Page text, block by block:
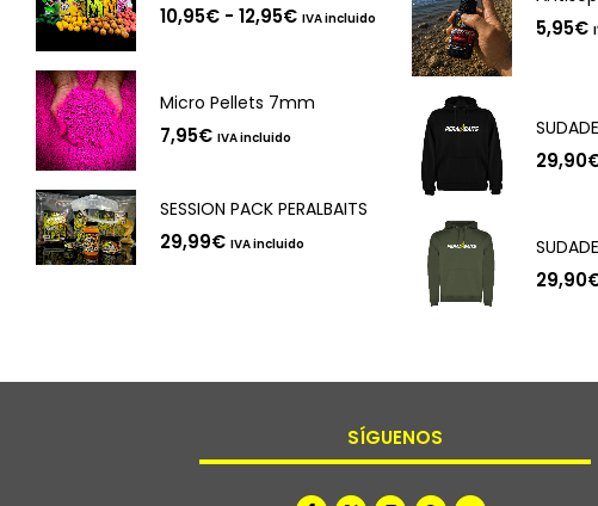
10,95€ - 12,95€Rango
hasta
IVA incluido
Micro Pellets 7mm
7,95€ IVA incluido
SESSION PACK PERALBAITS
29,99€ IVA incluido
5,95€
29,90
29,90
SÍGUENOS